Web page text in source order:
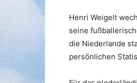
Henri Weigelt
seine
die Niederlande
persönlichen